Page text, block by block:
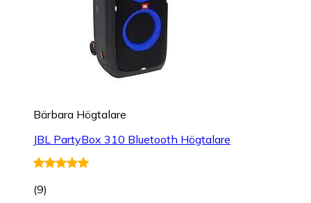
Bärbara Högtalare
JBL PartyBox 310 Bluetooth Högtalare
(9)